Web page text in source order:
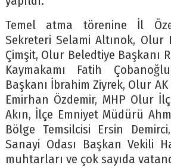
Temel atma törenine İl
Sekreteri Selami Altınok, Olur
Çimşit, Olur Beledtiye Başkanı
Kaymakamı Fatih
Başkanı İbrahim Ziyrek, Olur
Emirhan Özdemir, MHP Olur
Akın, İlçe Emniyet Müdürü
Bölge Temsilcisi Ersin
Sanayi Odası Başkan Vekili
muhtarları ve çok sayıda